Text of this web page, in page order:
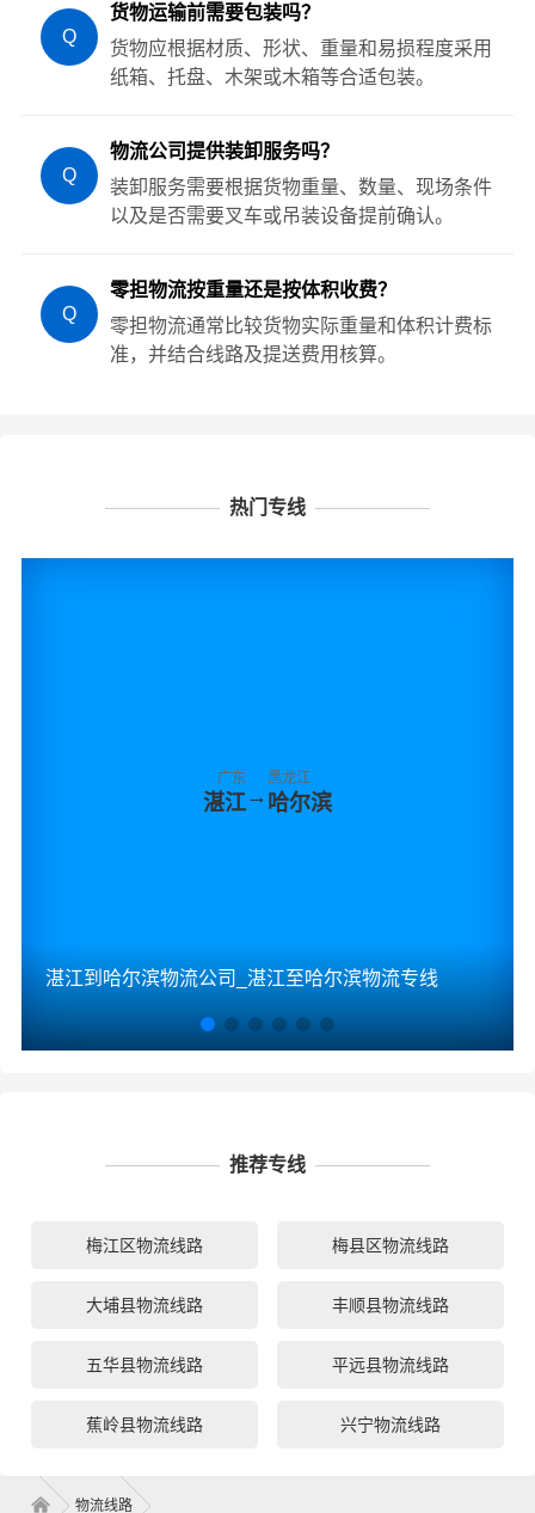
Q
货物运输前需要包装吗？
货物应根据材质、形状、重量和易损程度采用
纸箱、托盘、木架或木箱等合适包装。
Q
物流公司提供装卸服务吗？
装卸服务需要根据货物重量、数量、现场条件
以及是否需要叉车或吊装设备提前确认。
Q
零担物流按重量还是按体积收费？
零担物流通常比较货物实际重量和体积计费标
准，并结合线路及提送费用核算。
热门专线
广东
湛江→
黑龙江
哈尔滨
湛江到哈尔滨物流公司_湛江至哈尔滨物流专线
推荐专线
梅江区物流线路 梅县区物流线路
大埔县物流线路 丰顺县物流线路
五华县物流线路 平远县物流线路
蕉岭县物流线路 兴宁物流线路
物流线路